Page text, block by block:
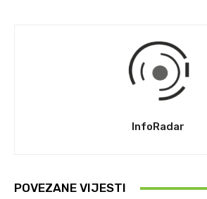
InfoRadar
POVEZANE VIJESTI